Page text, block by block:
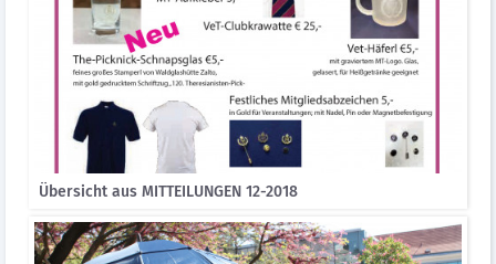
Übersicht aus MITTEILUNGEN 12-2018